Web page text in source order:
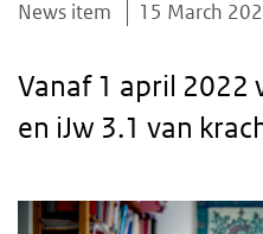
News item 15 March
Vanaf 1 april 2022
en iJw 3.1 van